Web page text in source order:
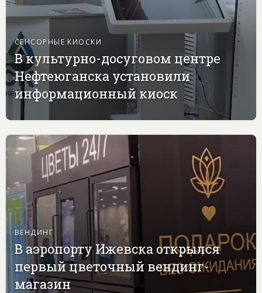
СЕНСОРНЫЕ КИОСКИ
В культурно-досуговом центре
Нефтеюганска установили
информационный киоск
ВЕНДИНГ
В аэропорту Ижевска открылся
первый цветочный вендинг-
магазин